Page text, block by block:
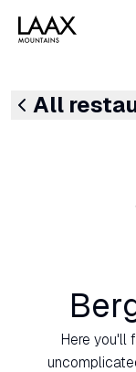
All
Here you'll